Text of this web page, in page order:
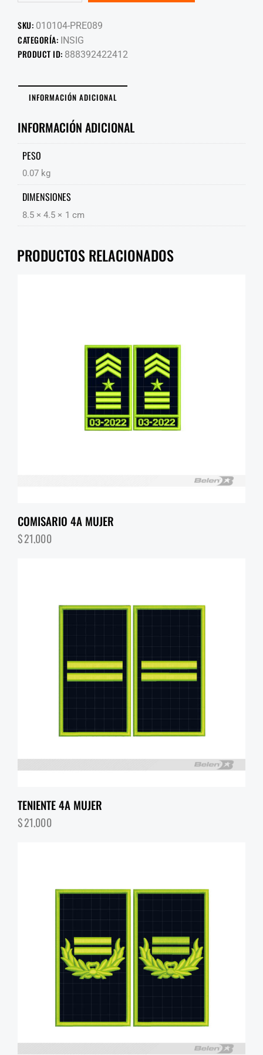
SKU: 010104-PRE089
CATEGORÍA: INSIG
PRODUCT ID: 888392422412
INFORMACIÓN ADICIONAL
INFORMACIÓN ADICIONAL
PESO
0.07 kg
DIMENSIONES
8.5 × 4.5 × 1 cm
PRODUCTOS RELACIONADOS
COMISARIO 4A MUJER
$21,000
TENIENTE 4A MUJER
$21,000